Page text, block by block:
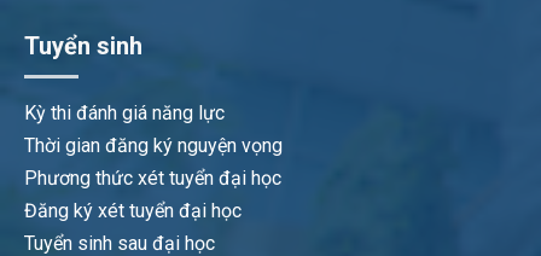
Tuyển sinh
Kỳ thi đánh giá năng lực
Thời gian đăng ký nguyện vọng
Phương thức xét tuyển đại học
Đăng ký xét tuyển đại học
Tuyển sinh sau đại học